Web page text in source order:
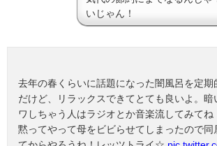
いじゃん！
去年の春くらいに話題になった闇風呂を定期
だけど、リラックスできてとても良いよ。暗
ワしちゃう人はラジオとか音楽流してみてね
黙ってやって母をビビらせてしまったので同